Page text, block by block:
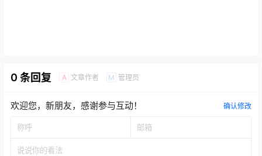
0 条回复 A 文章作者 M 管理员
欢迎您，新朋友，感谢参与互动！ 确认修改